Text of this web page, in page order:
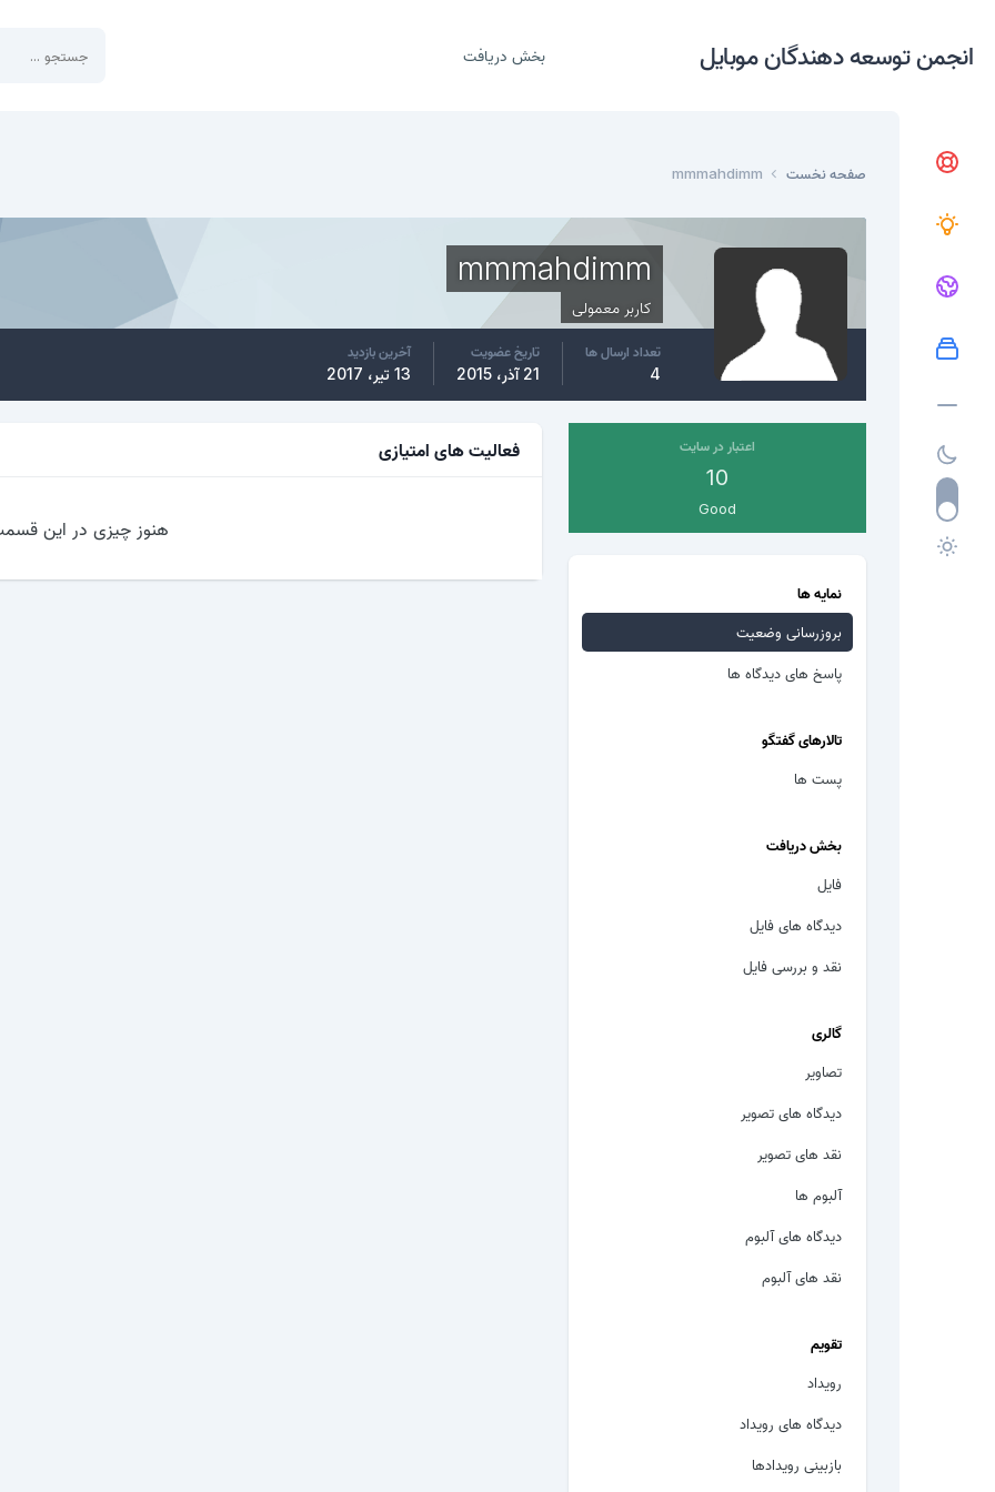
انجمن توسعه دهندگان موبایل بخش دریافت
صفحه نخست mmmahdimm
mmmahdimm
کاربر معمولی
تعداد ارسال ها
4
تاریخ عضویت
21 آذر، 2015
آخرین بازدید
13 تیر، 2017
اعتبار در سایت
10
Good
نمایه ها
بروزرسانی وضعیت
پاسخ های دیدگاه ها
تالارهای گفتگو
پست ها
بخش دریافت
فایل
دیدگاه های فایل
نقد و بررسی فایل
گالری
تصاویر
دیدگاه های تصویر
نقد های تصویر
آلبوم ها
دیدگاه های آلبوم
نقد های آلبوم
تقویم
رویداد
دیدگاه های رویداد
بازبینی رویدادها
فعالیت های امتیازی
هنوز چیزی در این